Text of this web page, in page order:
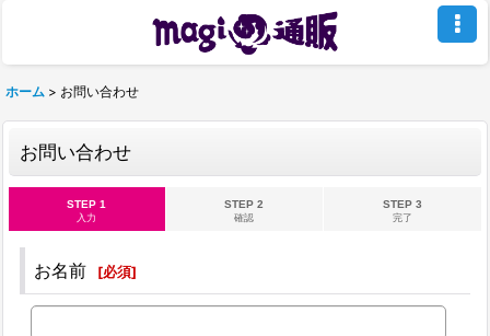
ホーム > お問い合わせ
お問い合わせ
STEP 1
入力
STEP 2
確認
STEP 3
完了
お名前 [必須]